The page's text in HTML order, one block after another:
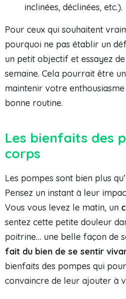
inclinées, déclinées, etc.).
Pour ceux qui souhaitent
pourquoi ne pas établir un
un petit objectif et essayez
semaine. Cela pourrait être
maintenir votre
bonne routine.
Les bienfaits des
corps
Les pompes sont bien plus
Pensez un instant à leur
Vous vous levez le matin, un
sentez cette petite douleur
poitrine… une belle façon de
fait du bien de se sentir
bienfaits des pompes qui
convaincre de leur ajouter à